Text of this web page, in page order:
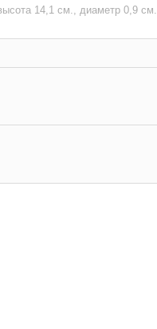
14,1 см., диаметр 0,9 см.